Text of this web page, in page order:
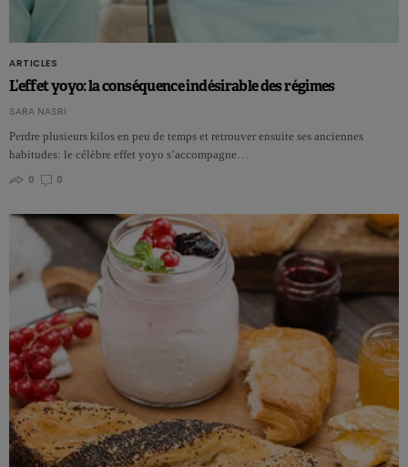
ARTICLES
L’effet yoyo: la conséquence indésirable des régimes
SARA NASRI
Perdre plusieurs kilos en peu de temps et retrouver ensuite ses anciennes
habitudes: le célèbre effet yoyo s’accompagne…
0
0